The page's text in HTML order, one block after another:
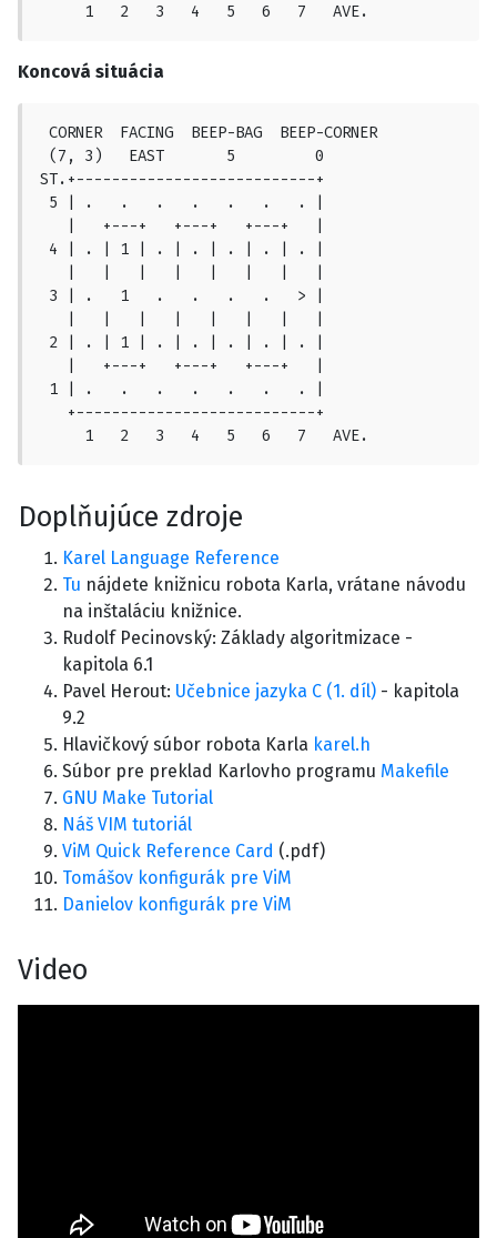
     1   2   3   4   5   6   7   AVE.
Koncová situácia
CORNER  FACING  BEEP-BAG  BEEP-CORNER
(7, 3)   EAST       5         0
ST.+---------------------------+
5 | .   .   .   .   .   .   . |
   |   +---+   +---+   +---+   |
4 | . | 1 | . | . | . | . | . |
3 | .   1   .   .   .   .   > |
2 | . | 1 | . | . | . | . | . |
   |   +---+   +---+   +---+   |
1 | .   .   .   .   .   .   . |
   +---------------------------+
     1   2   3   4   5   6   7   AVE.
Doplňujúce zdroje
Karel Language Reference
Tu nájdete knižnicu robota Karla, vrátane návodu
na inštaláciu knižnice.
Rudolf Pecinovský: Základy algoritmizace -
kapitola 6.1
Pavel Herout: Učebnice jazyka C (1. díl) - kapitola
9.2
Hlavičkový súbor robota Karla karel.h
Súbor pre preklad Karlovho programu Makefile
GNU Make Tutorial
Náš VIM tutoriál
ViM Quick Reference Card (.pdf)
Tomášov konfigurák pre ViM
Danielov konfigurák pre ViM
Video